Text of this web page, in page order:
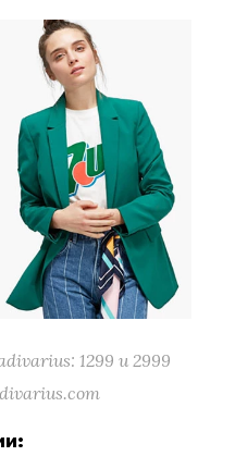
1299 и 2999